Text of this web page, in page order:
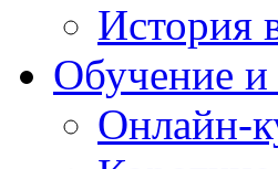
История
Обучение и
Онлайн-